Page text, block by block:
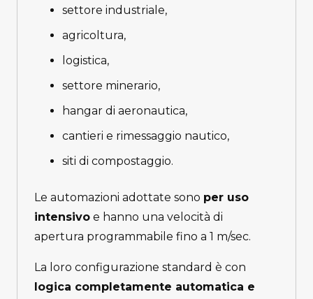
settore industriale,
agricoltura,
logistica,
settore minerario,
hangar di aeronautica,
cantieri e rimessaggio nautico,
siti di compostaggio.
Le automazioni adottate sono per uso
intensivo e hanno una velocità di
apertura programmabile fino a 1 m/sec.
La loro configurazione standard è con
logica completamente automatica e